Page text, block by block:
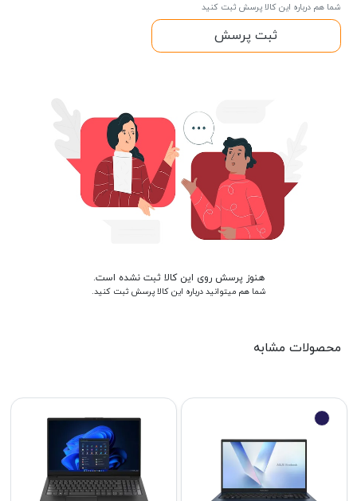
شما هم درباره این کالا پرسش ثبت کنید
ثبت پرسش
هنوز پرسش روی این کالا ثبت نشده است.
شما هم میتوانید درباره این کالا پرسش ثبت کنید.
محصولات مشابه